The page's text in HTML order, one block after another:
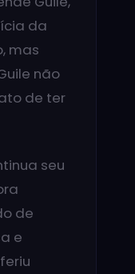
da
mas
não
de ter
seu
de
e